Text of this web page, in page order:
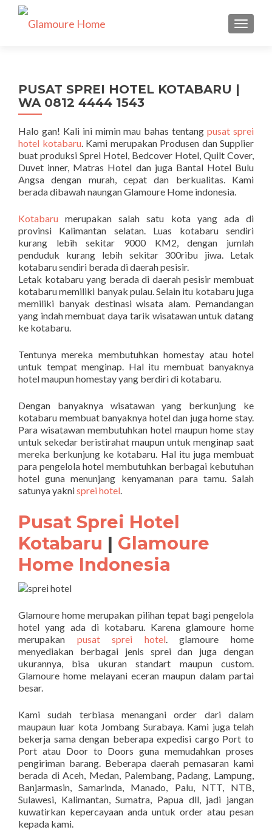
TUKAR
PUSAT SPREI HOTEL KOTABARU |
WA 0812 4444 1543
Halo gan! Kali ini mimin mau bahas tentangpusat sprei
hotel kotabaru. Kami merupakan Produsen dan Supplier
buat produksi Sprei Hotel, Bedcover Hotel, Quilt Cover,
Duvet inner, Matras Hotel dan juga Bantal Hotel Bulu
Angsa dengan murah, cepat dan berkualitas. Kami
berada dibawah naungan Glamoure Home indonesia.
Kotabaru merupakan salah satu kota yang ada di
provinsi Kalimantan selatan. Luas kotabaru sendiri
kurang lebih sekitar 9000 KM2, dengan jumlah
penduduk kurang lebih sekitar 300ribu jiwa. Letak
kotabaru sendiri berada di daerah pesisir.
Letak kotabaru yang berada di daerah pesisir membuat
kotabaru memiliki banyak pulau. Selain itu kotabaru juga
memiliki banyak destinasi wisata alam. Pemandangan
yang indah membuat daya tarik wisatawan untuk datang
ke kotabaru.
Tentunya mereka membutuhkan homestay atau hotel
untuk tempat menginap. Hal itu membuat banyaknya
hotel maupun homestay yang berdiri di kotabaru.
Dengan banyaknya wisatawan yang berkunjung ke
kotabaru membuat banyaknya hotel dan juga home stay.
Para wisatawan membutuhkan hotel maupun home stay
untuk sekedar beristirahat maupun untuk menginap saat
mereka berkunjung ke kotabaru. Hal itu juga membuat
para pengelola hotel membutuhkan berbagai kebutuhan
hotel guna menunjang kenyamanan para tamu. Salah
satunya yaknisprei hotel.
Pusat Sprei Hotel
Kotabaru | Glamoure
Home Indonesia
Glamoure home merupakan pilihan tepat bagi pengelola
hotel yang ada di kotabaru. Karena glamoure home
merupakan pusat sprei hotel. glamoure home
menyediakan berbagai jenis sprei dan juga dengan
ukurannya, bisa ukuran standart maupun custom.
Glamoure home melayani eceran maupun dalam partai
besar.
Kami sudah terbiasa menangani order dari dalam
maupaun luar kota Jombang Surabaya. Kami juga telah
bekerja sama dengan beberapa expedisi cargo Port to
Port atau Door to Doors guna memudahkan proses
pengiriman barang. Beberapa daerah pemasaran kami
berada di Aceh, Medan, Palembang, Padang, Lampung,
Banjarmasin, Samarinda, Manado, Palu, NTT, NTB,
Sulawesi, Kalimantan, Sumatra, Papua dll, jadi jangan
kuwatirkan kepercayaan anda untuk order atau pesan
kepada kami.